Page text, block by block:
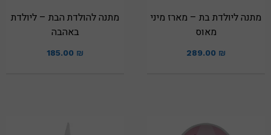
מתנה ליולדת בת – מארז מיני
מאוס
289.00 ₪
מתנה להולדת הבת – ליולדת
באהבה
185.00 ₪